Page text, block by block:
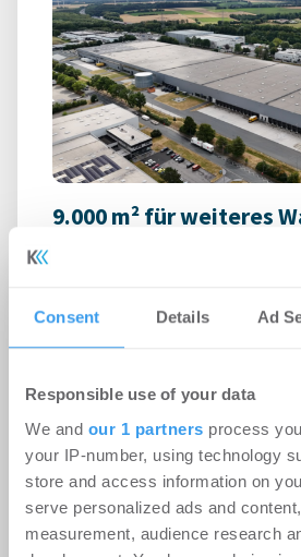
Consent Details Ad
Responsible use of your data
We and our 1 partners process
your IP-number, using technology
store and access information on
serve personalized ads and
measurement, audience research
9.000 m² für weiteres
Logistik | Deals Miete
registriert, erstellen Sie sich jetzt
kostenlosen Account, um auf die